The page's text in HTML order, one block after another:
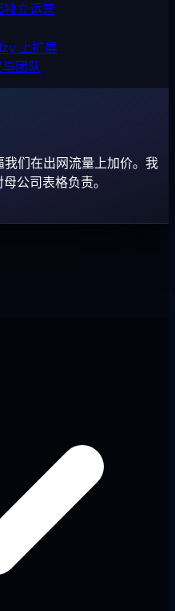
立运营
上扩展
团队
们在出网流量上加价。我
公司表格负责。